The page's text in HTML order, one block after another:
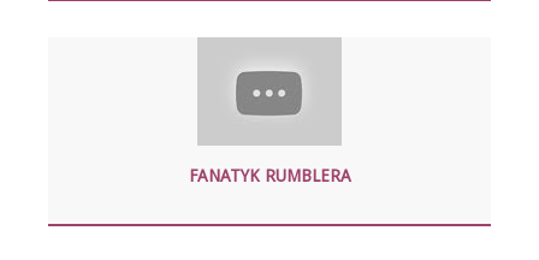
FANATYK RUMBLERA